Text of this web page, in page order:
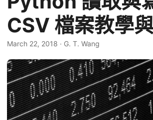
CSV 檔案教學
March 22, 2018 · G. T. Wang